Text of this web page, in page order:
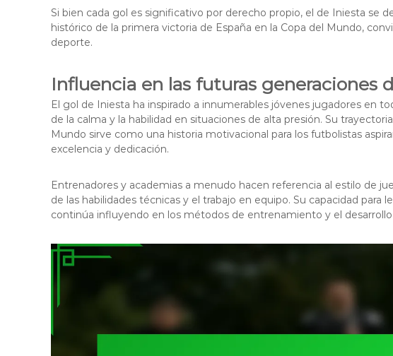
Si bien cada gol es significativo por derecho propio, el de Iniesta se
histórico de la primera victoria de España en la Copa del Mundo,
deporte.
Influencia en las futuras generaciones
El gol de Iniesta ha inspirado a innumerables jóvenes jugadores en
de la calma y la habilidad en situaciones de alta presión. Su
Mundo sirve como una historia motivacional para los futbolistas
excelencia y dedicación.
Entrenadores y academias a menudo hacen referencia al estilo de
de las habilidades técnicas y el trabajo en equipo. Su capacidad para
continúa influyendo en los métodos de entrenamiento y el